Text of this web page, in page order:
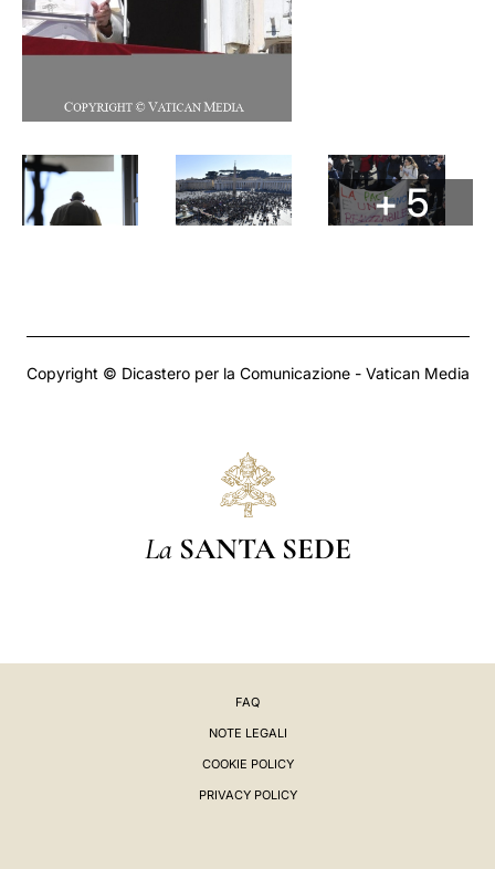
+ 5
Copyright © Dicastero per la Comunicazione - Vatican Media
La SANTA SEDE
FAQ
NOTE LEGALI
COOKIE POLICY
PRIVACY POLICY